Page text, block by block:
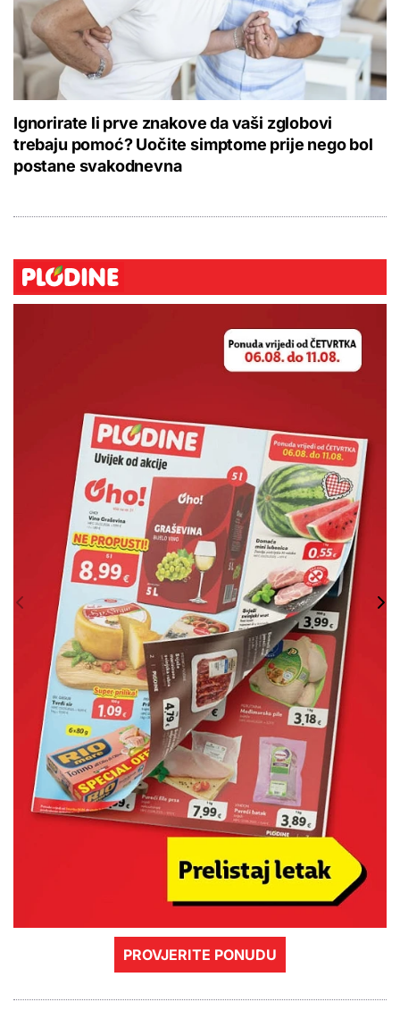
Ignorirate li prve znakove da vaši zglobovi
trebaju pomoć? Uočite simptome prije nego bol
postane svakodnevna
PROVJERITE PONUDU